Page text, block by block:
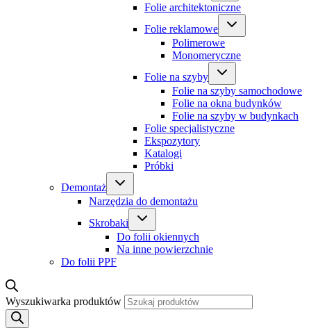
Folie architektoniczne
Folie reklamowe
Polimerowe
Monomeryczne
Folie na szyby
Folie na szyby samochodowe
Folie na okna budynków
Folie na szyby w budynkach
Folie specjalistyczne
Ekspozytory
Katalogi
Próbki
Demontaż
Narzędzia do demontażu
Skrobaki
Do folii okiennych
Na inne powierzchnie
Do folii PPF
Wyszukiwarka produktów